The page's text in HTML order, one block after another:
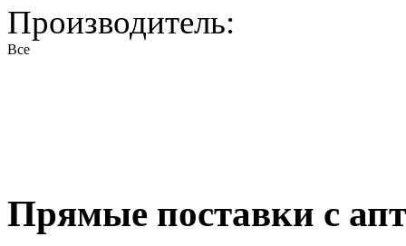
Производитель:
Все
Прямые поставки с